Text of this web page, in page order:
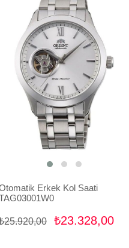
Erkek Kol Saati
₺23.328,00